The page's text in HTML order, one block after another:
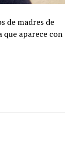
de madres de
aparece con